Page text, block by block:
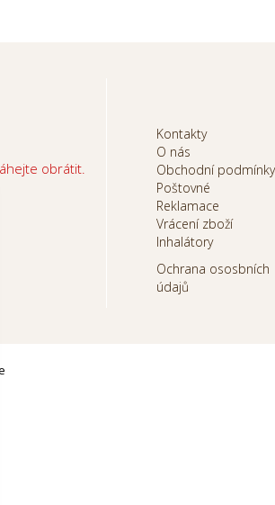
obrátit.
Kontakty
O nás
Obchodní podmínky
Poštovné
Reklamace
Vrácení zboží
Inhalátory
Ochrana ososbních
údajů